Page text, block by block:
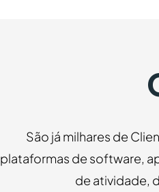
São já milhares de
plataformas de software,
de atividade,